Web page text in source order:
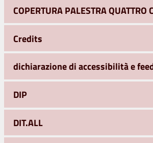
COPERTURA PALESTRA QUATTRO
Credits
dichiarazione di accessibilità e
DIP
DIT.ALL